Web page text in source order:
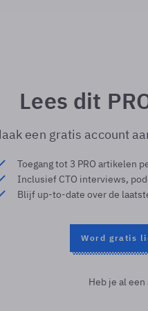
Lees dit
een gratis account
Toegang tot 3 PRO artikelen
Inclusief CTO interviews,
Blijf up-to-date over de
Word gratis
Heb je al een